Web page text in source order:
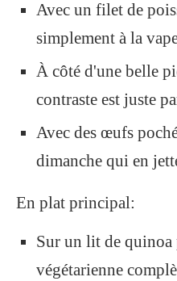
Avec un filet de
simplement à la
À côté d'une belle
contraste est juste
Avec des œufs
dimanche qui en
En plat principal:
Sur un lit de
végétarienne